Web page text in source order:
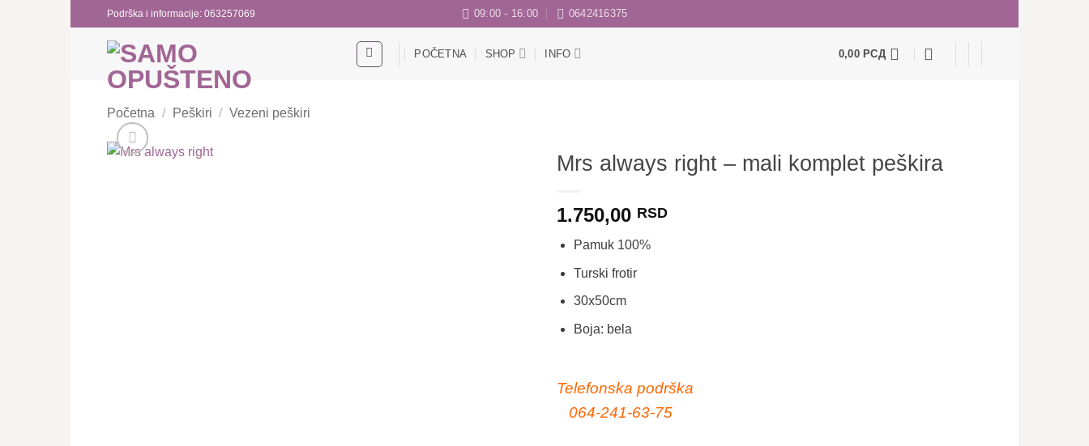
Preskoči
na
sadržaj
Podrška i informacije: 063257069 09:00 - 16:00 0642416375
POČETNA SHOP INFO 0,00 РСД
Početna / Peškiri / Vezeni peškiri
Mrs always right – mali komplet peškira
1.750,00 RSD
Pamuk 100%
Turski frotir
30x50cm
Boja: bela
Telefonska podrška
064-241-63-75